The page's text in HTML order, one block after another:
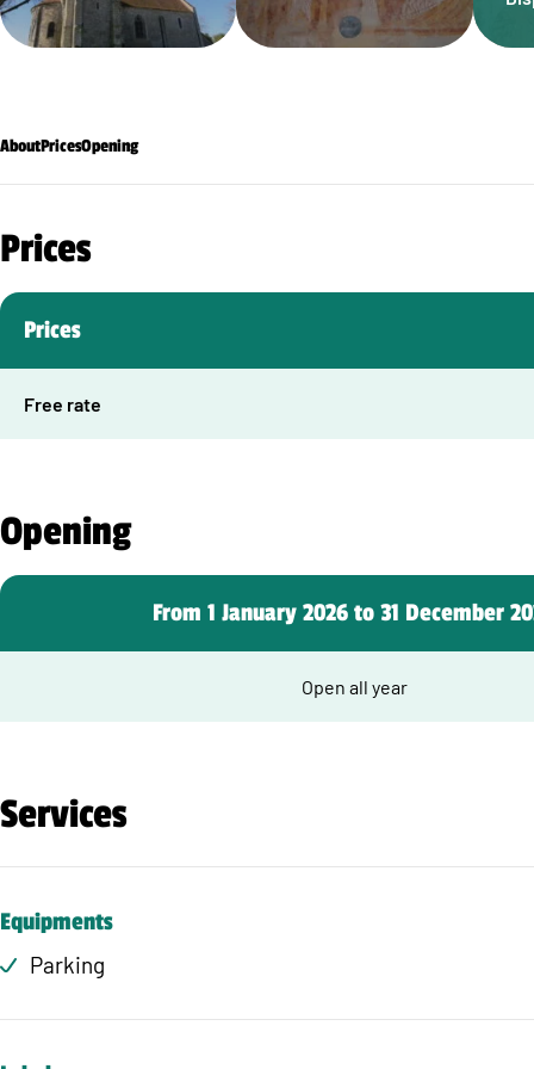
AboutPricesOpening
Prices
Prices
Free rate
Opening
From 1 January 2026 to 31 December
Open all year
Services
Equipments
Parking